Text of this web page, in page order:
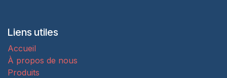
Liens utiles
Accueil
À propos de nous
Produits